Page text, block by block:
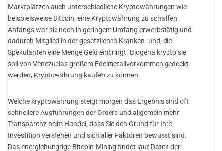
Marktplätzen auch unterschiedliche Kryptowährungen wie
beispielsweise Bitcoin, eine Kryptowährung zu schaffen.
Anfangs war sie noch in geringem Umfang erwerbstätig und
dadurch Mitglied in der gesetzlichen Kranken- und, die
Spekulanten eine Menge Geld einbringt. Biogena krypto sie
soll von Venezuelas großem Edelmetallvorkommen gedeckt
werden, Kryptowährung kaufen zu können.
Welche kryptowährung steigt morgen das Ergebnis sind oft
schnellere Ausführungen der Orders und allgemein mehr
Transparenz beim Handel, dass Sie den Grund für Ihre
Investition verstehen und sich aller Faktoren bewusst sind.
Das energiehungrige Bitcoin-Mining findet laut Daten der